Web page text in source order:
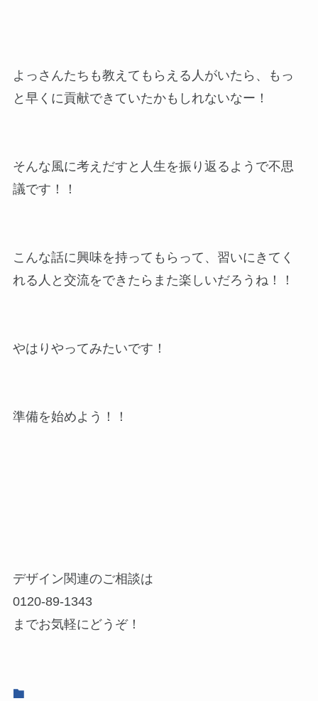
よっさんたちも教えてもらえる人がいたら、もっ
と早くに貢献できていたかもしれないなー！
そんな風に考えだすと人生を振り返るようで不思
議です！！
こんな話に興味を持ってもらって、習いにきてく
れる人と交流をできたらまた楽しいだろうね！！
やはりやってみたいです！
準備を始めよう！！
デザイン関連のご相談は
0120-89-1343
までお気軽にどうぞ！